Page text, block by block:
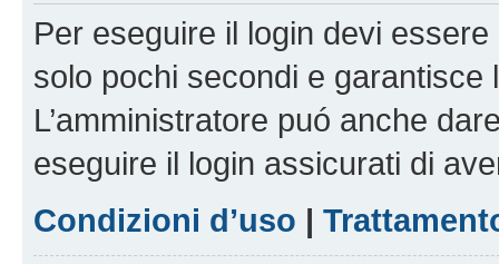
Per eseguire il login devi
solo pochi secondi e garantisce
L’amministratore puó anche
eseguire il login assicurati di
Condizioni d’uso |